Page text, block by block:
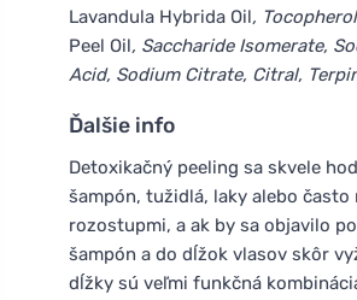
Lavandula Hybrida Oil,
Peel Oil, Saccharide Isomerate,
Acid, Sodium Citrate, Citral,
Ďalšie info
Detoxikačný peeling sa skvele
šampón, tužidlá, laky alebo
rozostupmi, a ak by sa objavilo
šampón a do dĺžok vlasov skôr
dĺžky sú veľmi funkčná